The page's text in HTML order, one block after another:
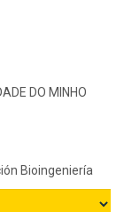
DO MINHO
Bioingeniería